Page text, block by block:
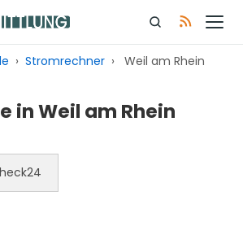
› Stromrechner › Weil am Rhein
in Weil am Rhein